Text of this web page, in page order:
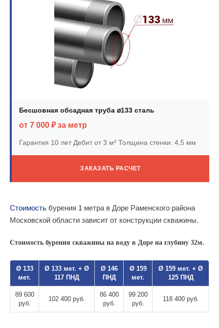
Бесшовная обсадная труба ⌀133 сталь
от 7 000 ₽ за метр
Гарантия 10 летДебит от 3 м³ Толщина стенки: 4,5 мм
ЗАКАЗАТЬ РАСЧЕТ
Стоимость бурения 1 метра в Доре Раменского района
Московской области зависит от конструкции скважины.
Стоимость бурения скважины на воду в Доре на глубину 32м.
Ø 133
мет.
Ø 133 мет. + Ø
117 ПНД
Ø 146
ПНД
Ø 159
мет.
Ø 159 мет. + Ø
125 ПНД
89 600
руб.
102 400 руб.
86 400
руб.
99 200
руб.
118 400 руб.